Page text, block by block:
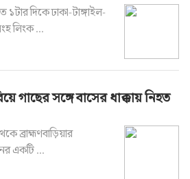
দিকে ঢাকা-টাঙ্গাইল-
লিংক ...
গাছের সঙ্গে বাসের ধাক্কায় নিহত
ব্রাহ্মণবাড়িয়ার
একটি ...